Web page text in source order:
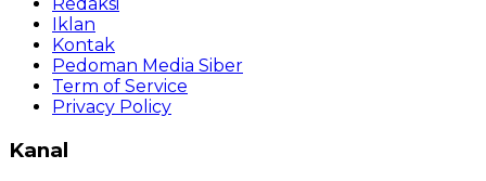
Iklan
Kontak
Pedoman Media Siber
Term of Service
Privacy Policy
Kanal